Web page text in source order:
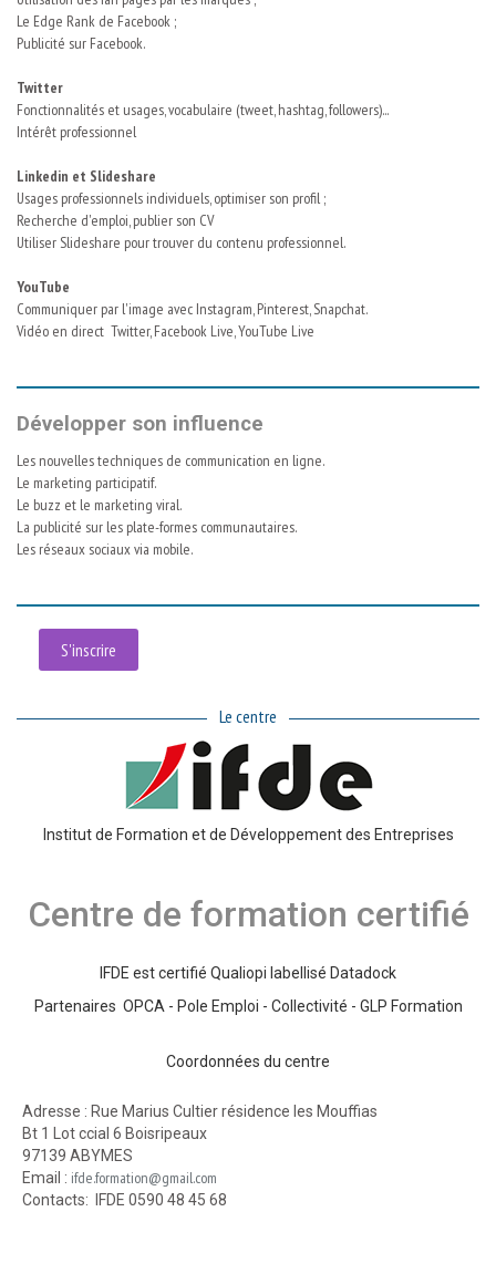
Le Edge Rank de Facebook ;
Publicité sur Facebook.
Twitter
Fonctionnalités et usages, vocabulaire (tweet, hashtag, followers)...
Intérêt professionnel
Linkedin et Slideshare
Usages professionnels individuels, optimiser son profil ;
Recherche d'emploi, publier son CV
Utiliser Slideshare pour trouver du contenu professionnel.
YouTube
Communiquer par l'image avec Instagram, Pinterest, Snapchat.
Vidéo en direct Twitter, Facebook Live, YouTube Live
Développer son influence
Les nouvelles techniques de communication en ligne.
Le marketing participatif.
Le buzz et le marketing viral.
La publicité sur les plate-formes communautaires.
Les réseaux sociaux via mobile.
S'inscrire
Le centre
Institut de Formation et de Développement des Entreprises
Centre de formation certifié
IFDE est certifié Qualiopi labellisé Datadock
Partenaires OPCA - Pole Emploi - Collectivité - GLP Formation
Coordonnées du centre
Adresse : Rue Marius Cultier résidence les Mouffias
Bt 1 Lot ccial 6 Boisripeaux
97139 ABYMES
Email : ifde.formation@gmail.com
Contacts: IFDE 0590 48 45 68